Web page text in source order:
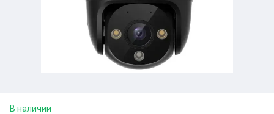
В наличии